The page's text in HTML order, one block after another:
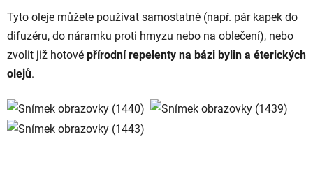
Tyto oleje můžete používat samostatně (např. pár kapek do
difuzéru, do náramku proti hmyzu nebo na oblečení), nebo
zvolit již hotové přírodní repelenty na bázi bylin a éterických
olejů.